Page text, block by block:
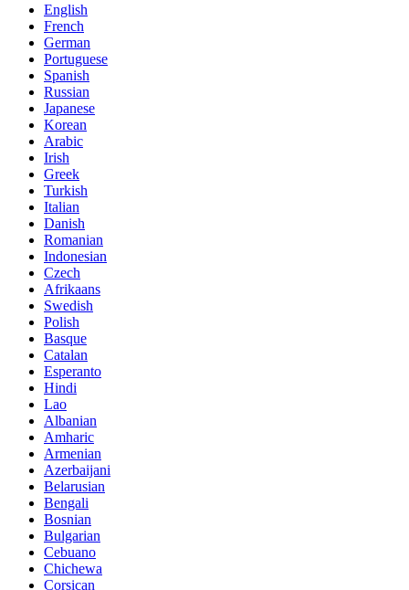
English
French
German
Portuguese
Spanish
Russian
Japanese
Korean
Arabic
Irish
Greek
Turkish
Italian
Danish
Romanian
Indonesian
Czech
Afrikaans
Swedish
Polish
Basque
Catalan
Esperanto
Hindi
Lao
Albanian
Amharic
Armenian
Azerbaijani
Belarusian
Bengali
Bosnian
Bulgarian
Cebuano
Chichewa
Corsican